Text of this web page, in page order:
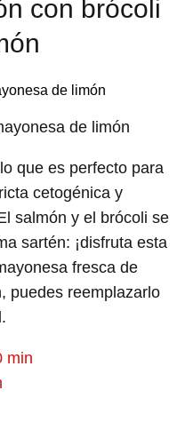
con brócoli
de limón
que es perfecto para
cetogénica y
salmón y el brócoli se
sartén: ¡disfruta esta
fresca de
puedes reemplazarlo
min